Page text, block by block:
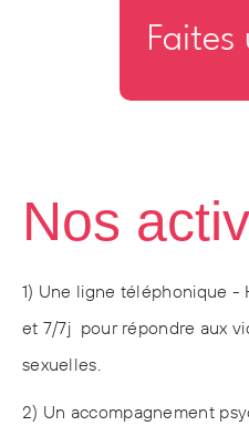
Faites
Nos
1) Une ligne téléphonique -
et 7/7j pour répondre aux
sexuelles.
2) Un accompagnement